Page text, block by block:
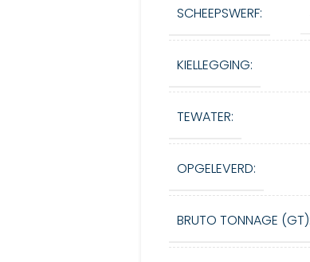
SCHEEPSWERF:
KIELLEGGING:
TEWATER:
OPGELEVERD:
BRUTO TONNAGE (GT):